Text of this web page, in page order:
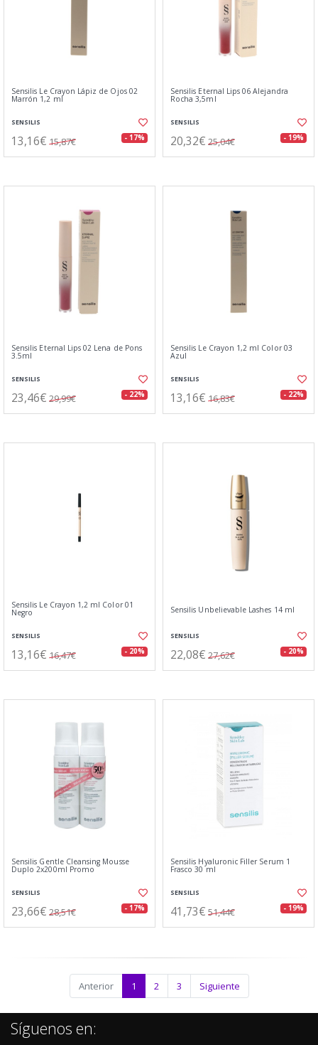
Sensilis Le Crayon Lápiz de Ojos 02
Marrón 1,2 ml
SENSILIS
13,16€ 15,87€ - 17%
Sensilis Eternal Lips 06 Alejandra
Rocha 3,5ml
SENSILIS
20,32€ 25,04€ - 19%
Sensilis Eternal Lips 02 Lena de Pons
3.5ml
SENSILIS
23,46€ 29,99€ - 22%
Sensilis Le Crayon 1,2 ml Color 03
Azul
SENSILIS
13,16€ 16,83€ - 22%
Sensilis Le Crayon 1,2 ml Color 01
Negro
SENSILIS
13,16€ 16,47€ - 20%
Sensilis Unbelievable Lashes 14 ml
SENSILIS
22,08€ 27,62€ - 20%
Sensilis Gentle Cleansing Mousse
Duplo 2x200ml Promo
SENSILIS
23,66€ 28,51€ - 17%
Sensilis Hyaluronic Filler Serum 1
Frasco 30 ml
SENSILIS
41,73€ 51,44€ - 19%
Anterior 1 2 3 Siguiente
Síguenos en: